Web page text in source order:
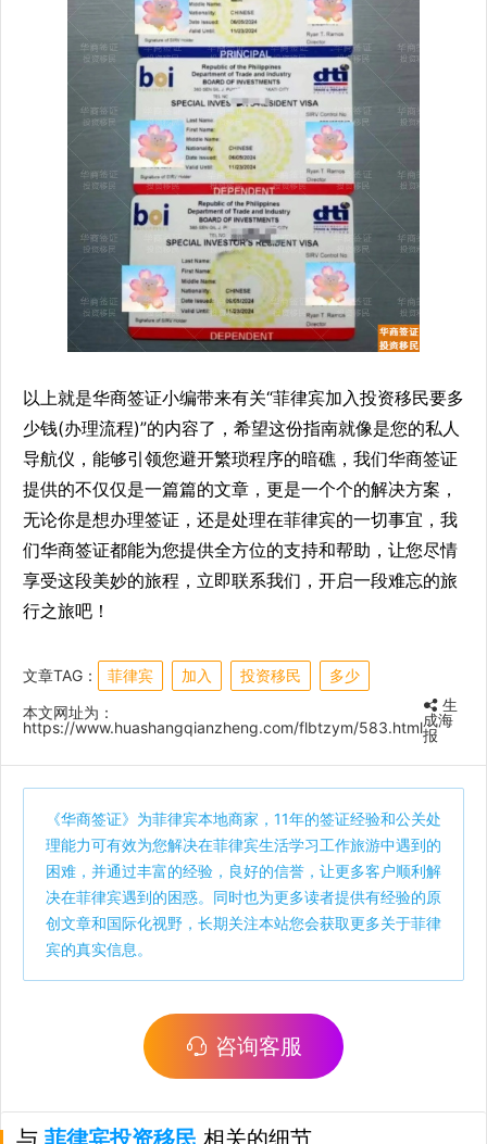
以上就是华商签证小编带来有关“菲律宾加入投资移民要多
少钱(办理流程)”的内容了，希望这份指南就像是您的私人
导航仪，能够引领您避开繁琐程序的暗礁，我们华商签证
提供的不仅仅是一篇篇的文章，更是一个个的解决方案，
无论你是想办理签证，还是处理在菲律宾的一切事宜，我
们华商签证都能为您提供全方位的支持和帮助，让您尽情
享受这段美妙的旅程，立即联系我们，开启一段难忘的旅
行之旅吧！
文章TAG： 菲律宾 加入 投资移民
多少
本文网址为：
https://www.huashangqianzheng.com/flbtzym/583.html
生
成海
报
《华商签证》为菲律宾本地商家，11年的签证经验和公关处
理能力可有效为您解决在菲律宾生活学习工作旅游中遇到的
困难，并通过丰富的经验，良好的信誉，让更多客户顺利解
决在菲律宾遇到的困惑。同时也为更多读者提供有经验的原
创文章和国际化视野，长期关注本站您会获取更多关于菲律
宾的真实信息。
咨询客服
与 菲律宾投资移民 相关的细节